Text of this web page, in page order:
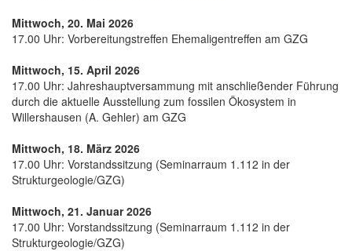
Mittwoch, 20. Mai 2026
17.00 Uhr: Vorbereitungstreffen Ehemaligentreffen am GZG
Mittwoch, 15. April 2026
17.00 Uhr: Jahreshauptversammung mit anschließender Führung
durch die aktuelle Ausstellung zum fossilen Ökosystem in
Willershausen (A. Gehler) am GZG
Mittwoch, 18. März 2026
17.00 Uhr: Vorstandssitzung (Seminarraum 1.112 in der
Strukturgeologie/GZG)
Mittwoch, 21. Januar 2026
17.00 Uhr: Vorstandssitzung (Seminarraum 1.112 in der
Strukturgeologie/GZG)